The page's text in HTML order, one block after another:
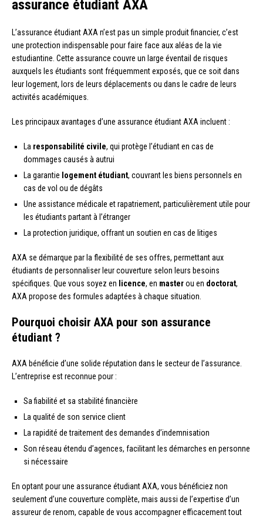
assurance étudiant AXA
L’assurance étudiant AXA n’est pas un simple produit financier, c’est
une protection indispensable pour faire face aux aléas de la vie
estudiantine. Cette assurance couvre un large éventail de risques
auxquels les étudiants sont fréquemment exposés, que ce soit dans
leur logement, lors de leurs déplacements ou dans le cadre de leurs
activités académiques.
Les principaux avantages d’une assurance étudiant AXA incluent :
La responsabilité civile, qui protège l’étudiant en cas de
dommages causés à autrui
La garantie logement étudiant, couvrant les biens personnels en
cas de vol ou de dégâts
Une assistance médicale et rapatriement, particulièrement utile pour
les étudiants partant à l’étranger
La protection juridique, offrant un soutien en cas de litiges
AXA se démarque par la flexibilité de ses offres, permettant aux
étudiants de personnaliser leur couverture selon leurs besoins
spécifiques. Que vous soyez en licence, en masterou en doctorat,
AXA propose des formules adaptées à chaque situation.
Pourquoi choisir AXA pour son assurance
étudiant ?
AXA bénéficie d’une solide réputation dans le secteur de l’assurance.
L’entreprise est reconnue pour :
Sa fiabilité et sa stabilité financière
La qualité de son service client
La rapidité de traitement des demandes d’indemnisation
Son réseau étendu d’agences, facilitant les démarches en personne
si nécessaire
En optant pour une assurance étudiant AXA, vous bénéficiez non
seulement d’une couverture complète, mais aussi de l’expertise d’un
assureur de renom, capable de vous accompagner efficacement tout